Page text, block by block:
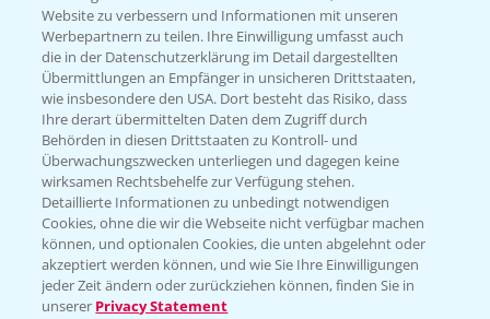
KONTAKT
Hilfe in Notfällen
T.+49 (0)214/30-20220
Folgen Sie uns
Website zu verbessern und Informationen mit unseren
Werbepartnern zu teilen. Ihre Einwilligung umfasst auch
die in der Datenschutzerklärung im Detail dargestellten
Übermittlungen an Empfänger in unsicheren Drittstaaten,
wie insbesondere den USA. Dort besteht das Risiko, dass
Ihre derart übermittelten Daten dem Zugriff durch
Behörden in diesen Drittstaaten zu Kontroll- und
Überwachungszwecken unterliegen und dagegen keine
wirksamen Rechtsbehelfe zur Verfügung stehen.
Detaillierte Informationen zu unbedingt notwendigen
Cookies, ohne die wir die Webseite nicht verfügbar machen
können, und optionalen Cookies, die unten abgelehnt oder
akzeptiert werden können, und wie Sie Ihre Einwilligungen
jeder Zeit ändern oder zurückziehen können, finden Sie in
unserer Privacy Statement